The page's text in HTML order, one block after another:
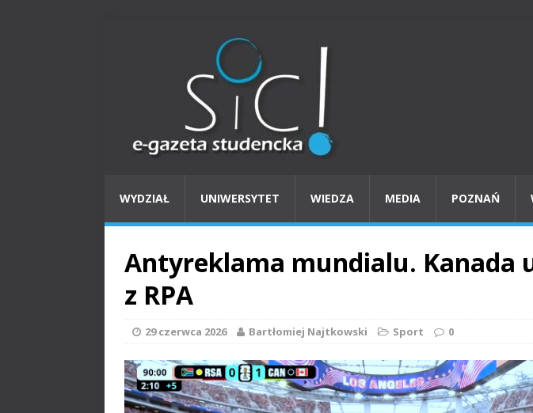
WYDZIAŁ UNIWERSYTET WIEDZA MEDIA POZNAŃ
Antyreklama mundialu. Kanada
z RPA
29 czerwca 2026 Bartłomiej Najtkowski Sport 0